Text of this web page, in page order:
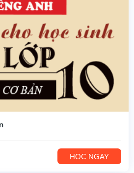
HỌC NGAY